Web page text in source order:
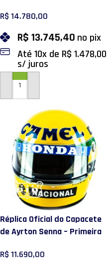
R$ 14.780,00
R$ 13.745,40 no pix
Até 10x de R$ 1.478,00
s/ juros
ADICIONAR AO CARRINHO
Réplica Oficial do Capacete
de Ayrton Senna – Primeira
R$ 11.690,00